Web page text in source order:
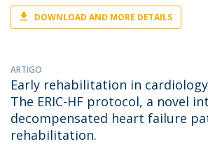
DOWNLOAD AND MORE DETAILS
ARTIGO
Early rehabilitation in
The ERIC-HF protocol, a novel
decompensated heart failure
rehabilitation.